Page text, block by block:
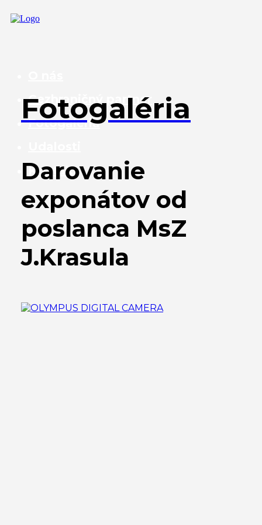
Cezhraničný partner
Fotogaléria
Kontakt
Fotogaléria
Darovanie
exponátov od
poslanca MsZ
J.Krasula